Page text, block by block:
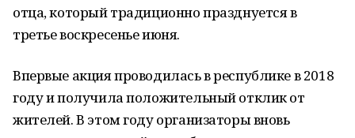
отца, который традиционно празднуется в
третье воскресенье июня.
Впервые акция проводилась в республике в 2018
году и получила положительный отклик от
жителей. В этом году организаторы вновь